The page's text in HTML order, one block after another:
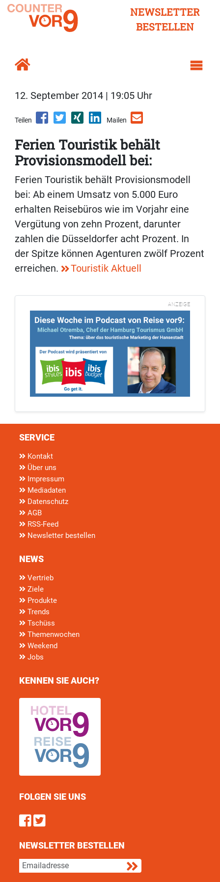
NEWSLETTER
BESTELLEN
12. September 2014 | 19:05 Uhr
Teilen Mailen
Ferien Touristik behält
Provisionsmodell bei:
Ferien Touristik behält Provisionsmodell
bei: Ab einem Umsatz von 5.000 Euro
erhalten Reisebüros wie im Vorjahr eine
Vergütung von zehn Prozent, darunter
zahlen die Düsseldorfer acht Prozent. In
der Spitze können Agenturen zwölf Prozent
erreichen.
Touristik Aktuell
ANZEIGE
SERVICE
Kontakt
Über uns
Impressum
Mediadaten
Datenschutz
AGB
RSS-Feed
Newsletter bestellen
NEWS
Vertrieb
Ziele
Produkte
Trends
Tschüss
Themenwochen
Weekend
Jobs
KENNEN SIE AUCH?
FOLGEN SIE UNS
Find us on Facebook
Follow us on Twitter
NEWSLETTER BESTELLEN